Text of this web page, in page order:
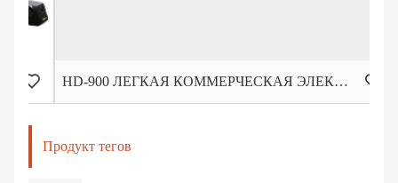
HD-900 ЛЕГКАЯ КОММЕРЧЕСКАЯ ЭЛЕКТРИЧЕСКАЯ БЕГОВАЯ ДОРОЖКА
Продукт тегов